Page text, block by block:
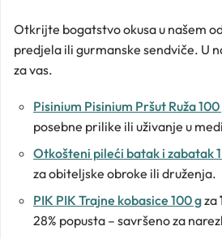
Otkrijte bogatstvo okusa u našem
predjela ili gurmanske sendviče. U
za vas.
Pisinium Pisinium Pršut Ruža 100
posebne prilike ili uživanje u
Otkošteni pileći batak i zabatak
za obiteljske obroke ili druženja.
PIK PIK Trajne kobasice 100 gza
28% popusta – savršeno za